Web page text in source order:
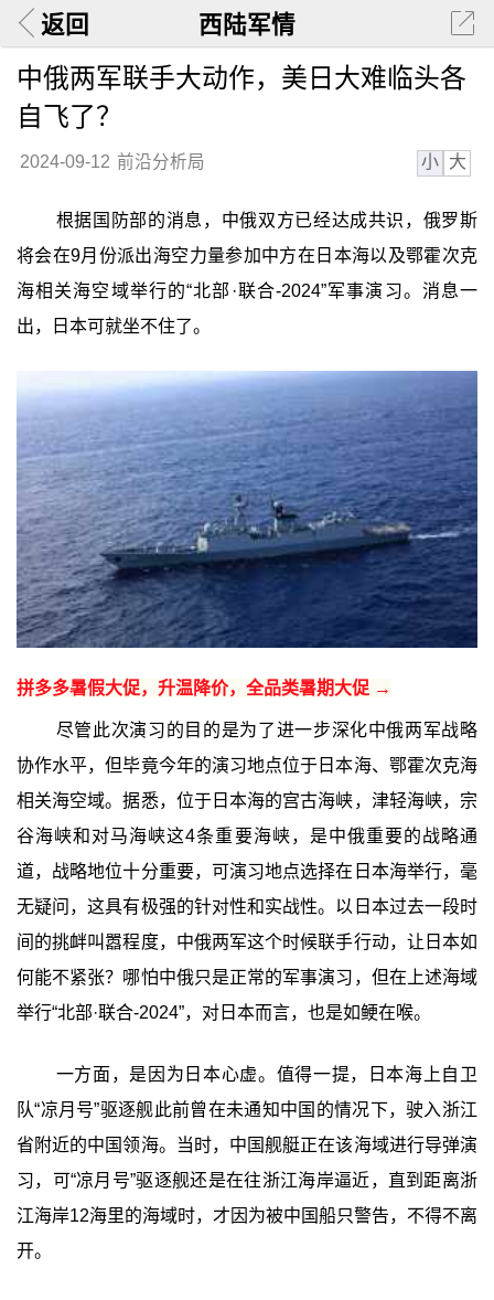
返回 西陆军情
中俄两军联手大动作，美日大难临头各
自飞了？
2024-09-12 前沿分析局 小 大
根据国防部的消息，中俄双方已经达成共识，俄罗斯
将会在9月份派出海空力量参加中方在日本海以及鄂霍次克
海相关海空域举行的“北部·联合-2024”军事演习。消息一
出，日本可就坐不住了。
拼多多暑假大促，升温降价，全品类暑期大促 →
尽管此次演习的目的是为了进一步深化中俄两军战略
协作水平，但毕竟今年的演习地点位于日本海、鄂霍次克海
相关海空域。据悉，位于日本海的宫古海峡，津轻海峡，宗
谷海峡和对马海峡这4条重要海峡，是中俄重要的战略通
道，战略地位十分重要，可演习地点选择在日本海举行，毫
无疑问，这具有极强的针对性和实战性。以日本过去一段时
间的挑衅叫嚣程度，中俄两军这个时候联手行动，让日本如
何能不紧张？哪怕中俄只是正常的军事演习，但在上述海域
举行“北部·联合-2024”，对日本而言，也是如鲠在喉。
一方面，是因为日本心虚。值得一提，日本海上自卫
队“凉月号”驱逐舰此前曾在未通知中国的情况下，驶入浙江
省附近的中国领海。当时，中国舰艇正在该海域进行导弹演
习，可“凉月号”驱逐舰还是在往浙江海岸逼近，直到距离浙
江海岸12海里的海域时，才因为被中国船只警告，不得不离
开。